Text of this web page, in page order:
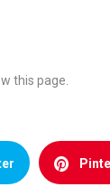
this page.